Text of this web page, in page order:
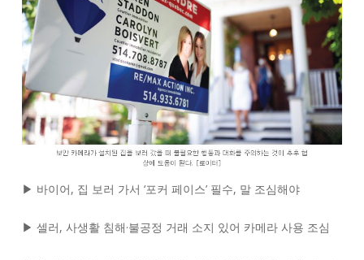
▶ 바이어, 집 보러 가서 ‘포커 페이스’ 필수, 말 조심해야
▶ 셀러, 사생활 침해·불공정 거래 소지 있어 카메라 사용 조심